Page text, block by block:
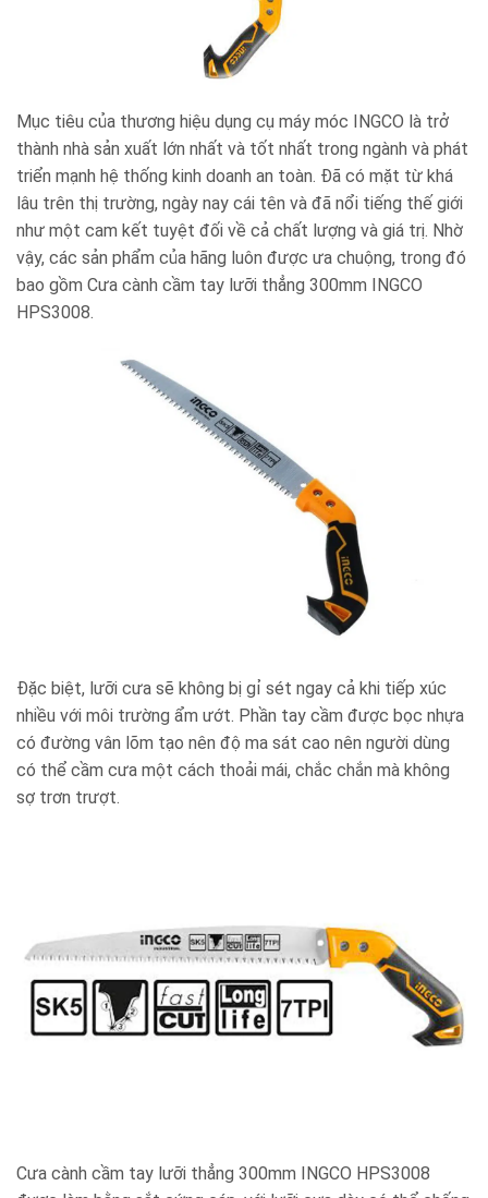
Mục tiêu của thương hiệu dụng cụ máy móc INGCO là trở
thành nhà sản xuất lớn nhất và tốt nhất trong ngành và phát
triển mạnh hệ thống kinh doanh an toàn. Đã có mặt từ khá
lâu trên thị trường, ngày nay cái tên và đã nổi tiếng thế giới
như một cam kết tuyệt đối về cả chất lượng và giá trị. Nhờ
vậy, các sản phẩm của hãng luôn được ưa chuộng, trong đó
bao gồm Cưa cành cầm tay lưỡi thẳng 300mm INGCO
HPS3008.
Đặc biệt, lưỡi cưa sẽ không bị gỉ sét ngay cả khi tiếp xúc
nhiều với môi trường ẩm ướt. Phần tay cầm được bọc nhựa
có đường vân lõm tạo nên độ ma sát cao nên người dùng
có thể cầm cưa một cách thoải mái, chắc chắn mà không
sợ trơn trượt.
Cưa cành cầm tay lưỡi thẳng 300mm INGCO HPS3008